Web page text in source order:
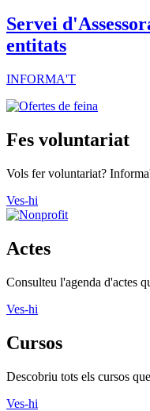
Servei
entitats
INFORMA'T
Fes voluntariat
Vols fer voluntariat?
Ves-hi
Actes
Consulteu l'agenda d'actes
Ves-hi
Cursos
Descobriu tots els cursos
Ves-hi